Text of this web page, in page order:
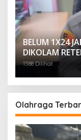
BELUM 1X24
DIKOLAM
PALEMBANG
1588 Dilihat
Olahraga